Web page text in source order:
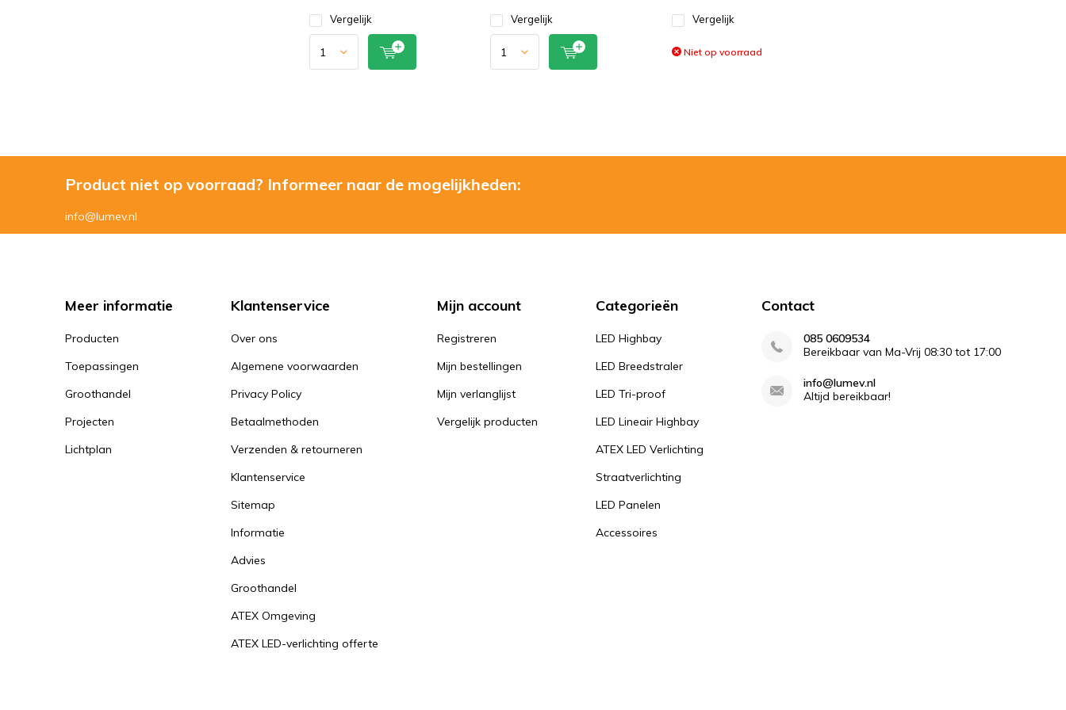
Vergelijk Vergelijk Vergelijk
Niet op voorraad
Product niet op voorraad? Informeer naar de mogelijkheden:
info@lumev.nl
Meer informatie
Producten
Toepassingen
Groothandel
Projecten
Lichtplan
Klantenservice
Over ons
Algemene voorwaarden
Privacy Policy
Betaalmethoden
Verzenden & retourneren
Klantenservice
Sitemap
Informatie
Advies
Groothandel
ATEX Omgeving
ATEX LED-verlichting offerte
Mijn account
Registreren
Mijn bestellingen
Mijn verlanglijst
Vergelijk producten
Categorieën
LED Highbay
LED Breedstraler
LED Tri-proof
LED Lineair Highbay
ATEX LED Verlichting
Straatverlichting
LED Panelen
Accessoires
Contact
085 0609534
Bereikbaar van Ma-Vrij 08:30 tot 17:00
info@lumev.nl
Altijd bereikbaar!